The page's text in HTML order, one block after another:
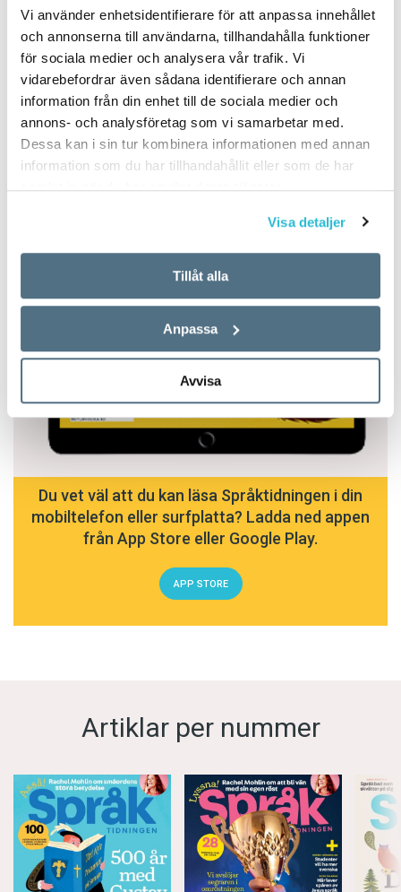
Vi använder enhetsidentifierare för att anpassa innehållet
och annonserna till användarna, tillhandahålla funktioner
för sociala medier och analysera vår trafik. Vi
vidarebefordrar även sådana identifierare och annan
information från din enhet till de sociala medier och
annons- och analysföretag som vi samarbetar med.
Dessa kan i sin tur kombinera informationen med annan
information som du har tillhandahållit eller som de har
samlat in när du har använt deras tjänster.
Visa detaljer
Tillåt alla
Anpassa
Avvisa
Du vet väl att du kan läsa Språktidningen i din
mobiltelefon eller surfplatta? Ladda ned appen
från App Store eller Google Play.
APP STORE
Artiklar per nummer